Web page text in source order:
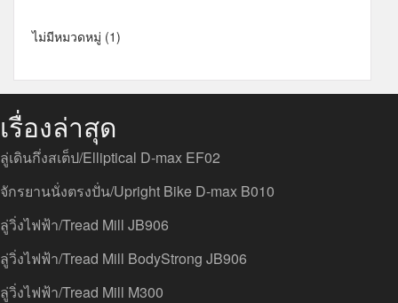
ไม่มีหมวดหมู่ (1)
เรื่องล่าสุด
ลู่เดินกึ่งสเต็ป/Elliptical D-max EF02
จักรยานนั่งตรงปั่น/Upright Bike D-max B010
ลู่วิ่งไฟฟ้า/Tread Mill JB906
ลู่วิ่งไฟฟ้า/Tread Mill BodyStrong JB906
ลู่วิ่งไฟฟ้า/Tread Mill M300